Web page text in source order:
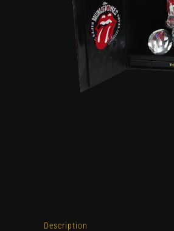
Description